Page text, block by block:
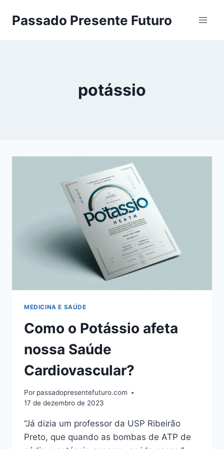
paraPassado Presente Futuro
potássio
MEDICINA E SAÚDE
Como o Potássio afeta
nossa Saúde
Cardiovascular?
Por passadopresentefuturo.com
17 de dezembro de 2023
“Já dizia um professor da USP Ribeirão
Preto, que quando as bombas de ATP de